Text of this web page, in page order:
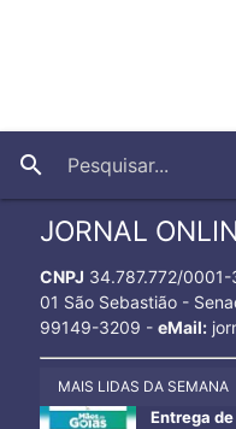
search
JORNAL
CNPJ 34.787.772/
01 São Sebastião -
99149-3209 - eMail:
MAIS LIDAS DA SEMANA
Entrega